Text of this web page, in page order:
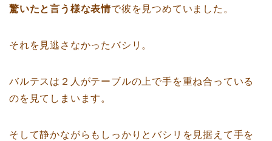
驚いたと言う様な表情で彼を見つめていました。
それを見逃さなかったバシリ。
バルテスは２人がテーブルの上で手を重ね合っている
のを見てしまいます。
そして静かながらもしっかりとバシリを見据えて手を